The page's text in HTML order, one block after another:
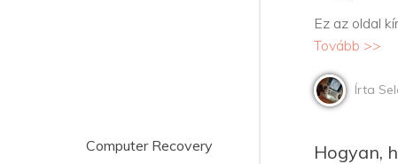
Ez az oldal
Tovább >>
Írta
Computer Recovery Hogyan,